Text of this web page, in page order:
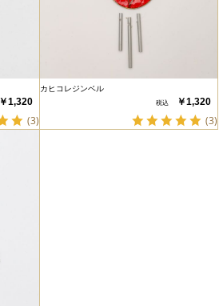
￥1,320
(3)
カヒコレジンベル
￥1,320
(3)